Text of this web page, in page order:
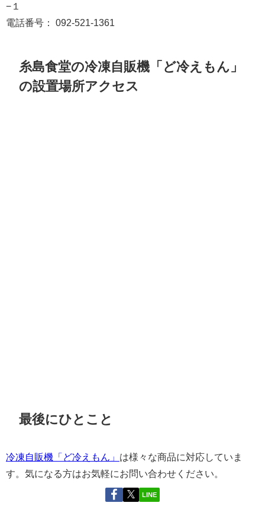
−１
電話番号： 092-521-1361
糸島食堂の冷凍自販機「ど冷えもん」
の設置場所アクセス
最後にひとこと
冷凍自販機「ど冷えもん」 は様々な商品に対応していま
す。気になる方はお気軽にお問い合わせください。
LINE